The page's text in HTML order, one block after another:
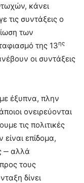
κάνει
τις συντάξεις ο
των
της 13ης
οι συντάξεις
με έξυπνα, πλην
ονειρεύονται
τις πολιτικές
είναι επίδομα,
‒ αλλά
τους
δίνει